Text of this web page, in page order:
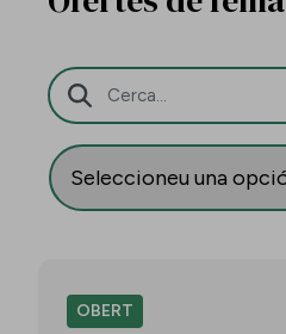
Barra de cerca
OBERT